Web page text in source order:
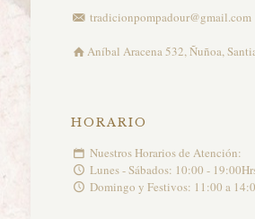
tradicionpompadour@gmail.com
Aníbal Aracena 532, Ñuñoa,
HORARIO
Nuestros Horarios de Atención:
Lunes - Sábados: 10:00 -
Domingo y Festivos: 11:00 a